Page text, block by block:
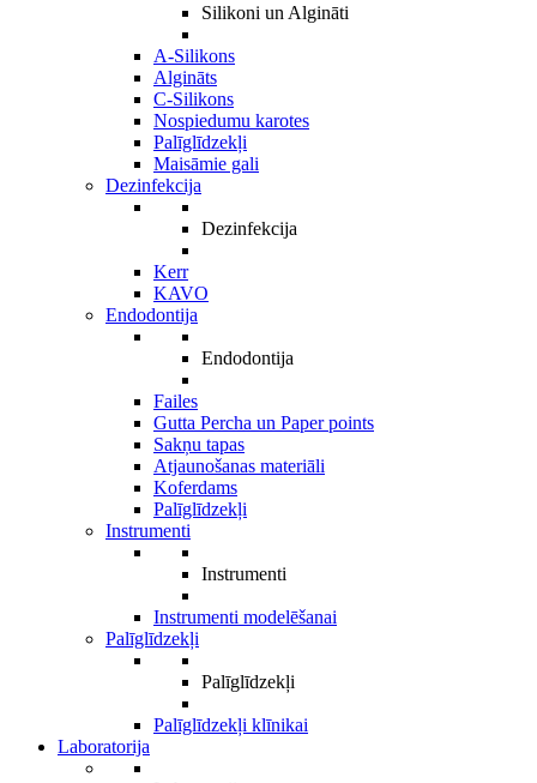
Silikoni un Algināti
A-Silikons
Algināts
C-Silikons
Nospiedumu karotes
Palīglīdzekļi
Maisāmie gali
Dezinfekcija
Dezinfekcija
Kerr
KAVO
Endodontija
Endodontija
Failes
Gutta Percha un Paper points
Sakņu tapas
Atjaunošanas materiāli
Koferdams
Palīglīdzekļi
Instrumenti
Instrumenti
Instrumenti modelēšanai
Palīglīdzekļi
Palīglīdzekļi
Palīglīdzekļi klīnikai
Laboratorija